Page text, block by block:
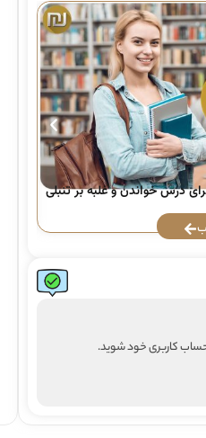
درس خواندن و غلبه بر تنبلی
حساب کاربری خود شوید.